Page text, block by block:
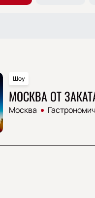
Шоу
МОСКВА ОТ
Москва